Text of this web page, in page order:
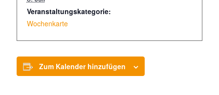
Veranstaltungskategorie:
Wochenkarte
Zum Kalender hinzufügen